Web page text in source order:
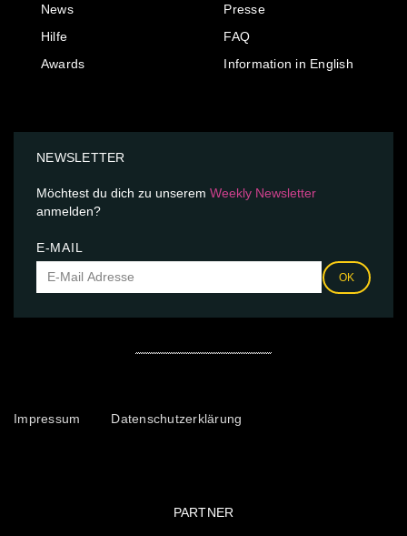
News
Hilfe
Awards
Presse
FAQ
Information in English
NEWSLETTER
Möchtest du dich zu unserem Weekly Newsletter
anmelden?
E-MAIL
OK
Impressum Datenschutzerklärung
PARTNER